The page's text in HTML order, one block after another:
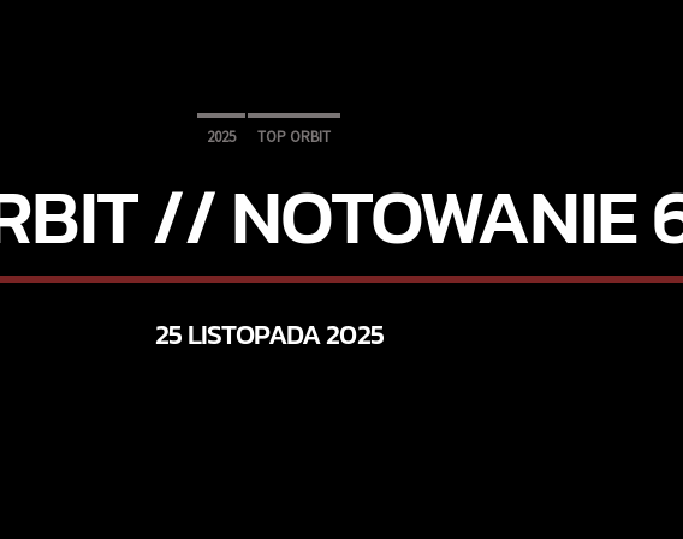
2025 TOP ORBIT
// NOTOWANIE
25 LISTOPADA 2025